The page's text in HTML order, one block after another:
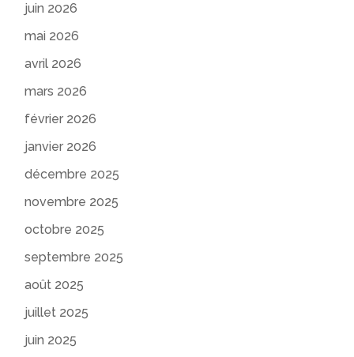
juin 2026
mai 2026
avril 2026
mars 2026
février 2026
janvier 2026
décembre 2025
novembre 2025
octobre 2025
septembre 2025
août 2025
juillet 2025
juin 2025